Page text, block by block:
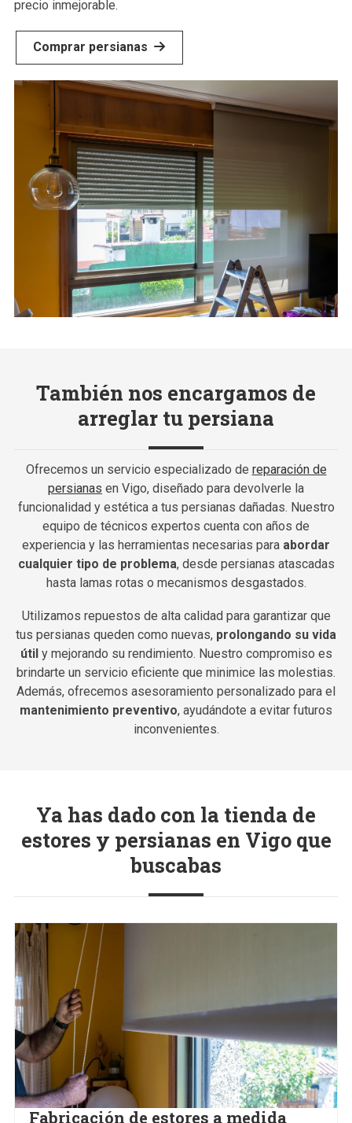
precio inmejorable.
Comprar persianas
También nos encargamos de
arreglar tu persiana
Ofrecemos un servicio especializado de reparación de
persianas en Vigo, diseñado para devolverle la
funcionalidad y estética a tus persianas dañadas. Nuestro
equipo de técnicos expertos cuenta con años de
experiencia y las herramientas necesarias para abordar
cualquier tipo de problema, desde persianas atascadas
hasta lamas rotas o mecanismos desgastados.
Utilizamos repuestos de alta calidad para garantizar que
tus persianas queden como nuevas, prolongando su vida
útily mejorando su rendimiento. Nuestro compromiso es
brindarte un servicio eficiente que minimice las molestias.
Además, ofrecemos asesoramiento personalizado para el
mantenimiento preventivo, ayudándote a evitar futuros
inconvenientes.
Ya has dado con la tienda de
estores y persianas en Vigo que
buscabas
Fabricación de estores a medida